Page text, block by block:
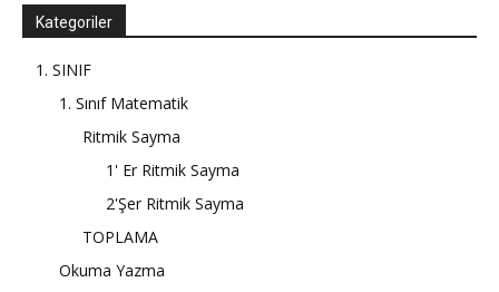
Kategoriler
1. SINIF
1. Sınıf Matematik
Ritmik Sayma
1' Er Ritmik Sayma
2'Şer Ritmik Sayma
TOPLAMA
Okuma Yazma